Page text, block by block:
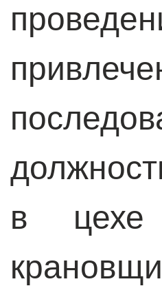
в цехе